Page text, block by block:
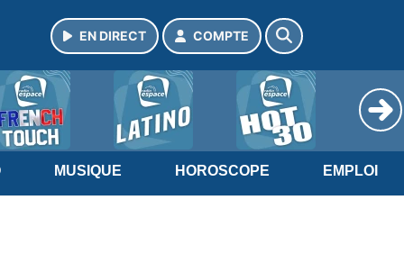
EN DIRECT COMPTE
MUSIQUE HOROSCOPE EMPLOI